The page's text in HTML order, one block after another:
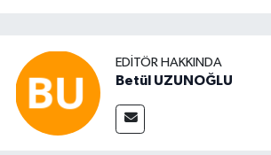
EDITÖR HAKKINDA
Betül UZUNOĞLU